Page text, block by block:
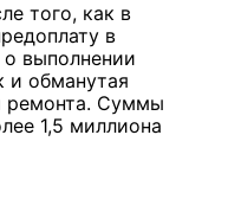
того, как в
в
выполнении
и обманутая
ремонта. Суммы
1,5 миллиона